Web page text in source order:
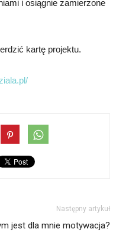
i osiągnie zamierzone
kartę projektu.
Następny artykuł
jest dla mnie motywacja?